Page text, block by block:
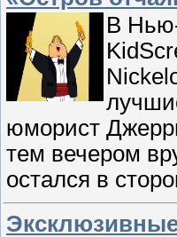
В
юморист
тем вечером
остался в